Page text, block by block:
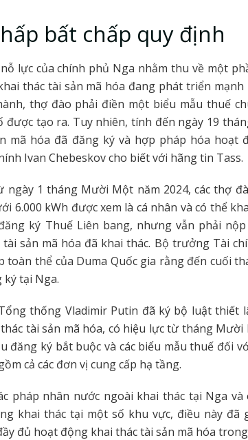
bất chấp quy định
lực của chính phủ Nga nhằm thu về một
thác tài sản mã hóa đang phát triển
thợ đào phải điền một biểu mẫu thuế
tạo ra. Tuy nhiên, tính đến ngày 19
mã hóa đã đăng ký và hợp pháp hóa hoạt
Ivan Chebeskov cho biết với hãng tin Tass.
ngày 1 tháng Mười Một năm 2024, các thợ
6.000 kWh được xem là cá nhân và có thể
ký Thuế Liên bang, nhưng vẫn phải
sản mã hóa đã khai thác. Bộ trưởng Tài
toàn thể của Duma Quốc gia rằng đến cuối
ký tại Nga.
thống Vladimir Putin đã ký bộ luật thiết
tài sản mã hóa, có hiệu lực từ tháng Mười
đăng ký bắt buộc và các biểu mẫu thuế đối
cả các đơn vị cung cấp hạ tầng.
pháp nhân nước ngoài khai thác tại Nga và
khai thác tại một số khu vực, điều này đã
đủ hoạt động khai thác tài sản mã hóa